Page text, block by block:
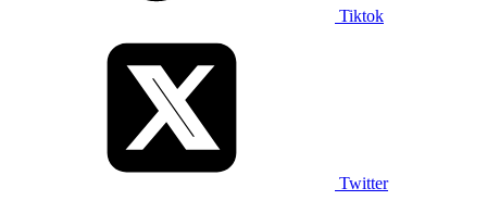
Tiktok
Twitter